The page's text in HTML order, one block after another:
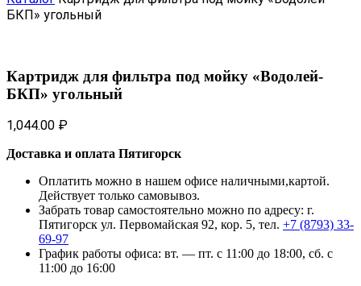
БКП» угольный
Картридж для фильтра под мойку «Водолей-
БКП» угольный
1,044.00 ₽
Доставка и оплата Пятигорск
Оплатить можно в нашем офисе наличными,картой.
Действует только самовывоз.
Забрать товар самостоятельно можно по адресу: г.
Пятигорск ул. Первомайская 92, кор. 5, тел. +7 (8793) 33-
69-97
График работы офиса: вт. — пт. с 11:00 до 18:00, сб. с
11:00 до 16:00